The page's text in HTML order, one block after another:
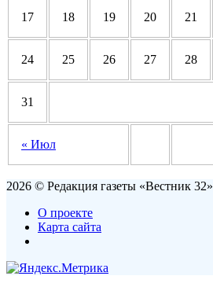
« Июл
17 18 19 20 21
24 25 26 27 28
31
2026 © Редакция газеты «Вестник 32»
О проекте
Карта сайта